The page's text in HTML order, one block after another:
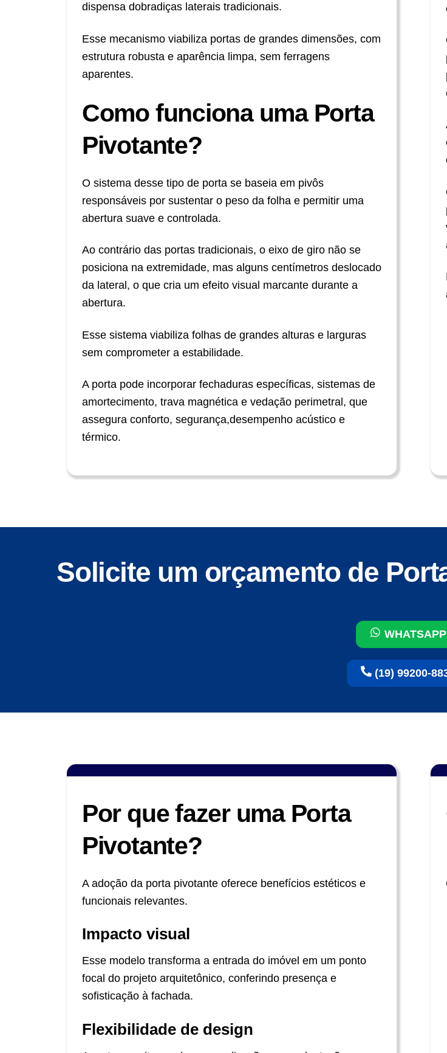
dispensa dobradiças laterais tradicionais.
Esse mecanismo viabiliza portas de grandes dimensões, com
estrutura robusta e aparência limpa, sem ferragens
aparentes.
Como funciona uma Porta
Pivotante?
O sistema desse tipo de porta se baseia em pivôs
responsáveis por sustentar o peso da folha e permitir uma
abertura suave e controlada.
Ao contrário das portas tradicionais, o eixo de giro não se
posiciona na extremidade, mas alguns centímetros deslocado
da lateral, o que cria um efeito visual marcante durante a
abertura.
Esse sistema viabiliza folhas de grandes alturas e larguras
sem comprometer a estabilidade.
A porta pode incorporar fechaduras específicas, sistemas de
amortecimento, trava magnética e vedação perimetral, que
assegura conforto, segurança,desempenho acústico e
térmico.
Solicite um orçamento de
WHATSAPP
(19) 99200-
Por que fazer uma Porta
Pivotante?
A adoção da porta pivotante oferece benefícios estéticos e
funcionais relevantes.
Impacto visual
Esse modelo transforma a entrada do imóvel em um ponto
focal do projeto arquitetônico, conferindo presença e
sofisticação à fachada.
Flexibilidade de design